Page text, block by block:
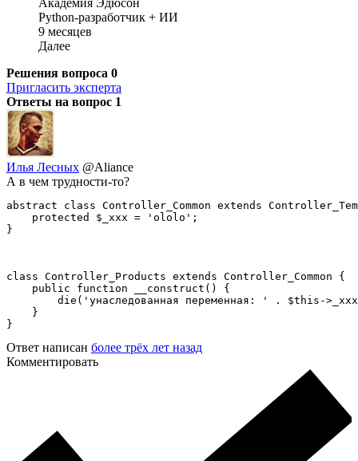
Академия Эдюсон
Python-разработчик + ИИ
9 месяцев
Далее
Решения вопроса 0
Пригласить эксперта
Ответы на вопрос 1
Илья Лесных @Aliance
А в чем трудности-то?
abstract class Controller_Common extends
    protected $_xxx = 'ololo';
}
class Controller_Products extends Controller_Common {
    public function __construct() {
die('унаследованная переменная: ' . $this-
    }
}
Ответ написан более трёх лет назад
Комментировать